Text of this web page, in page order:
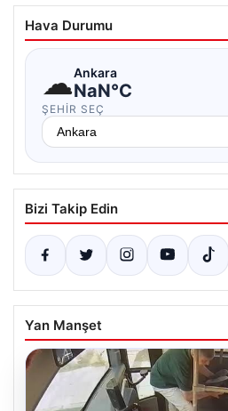
Hava Durumu
☁Ankara
NaN°C
ŞEHIR SEÇ
Bizi Takip Edin
Yan Manşet